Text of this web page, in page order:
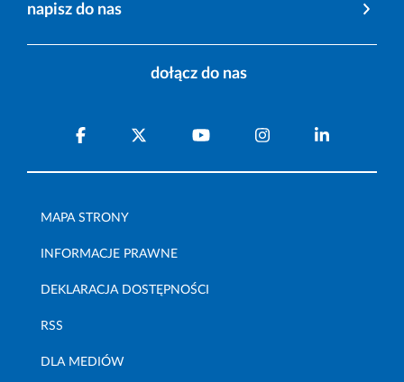
napisz do nas
dołącz do nas
MAPA STRONY
INFORMACJE PRAWNE
DEKLARACJA DOSTĘPNOŚCI
RSS
DLA MEDIÓW